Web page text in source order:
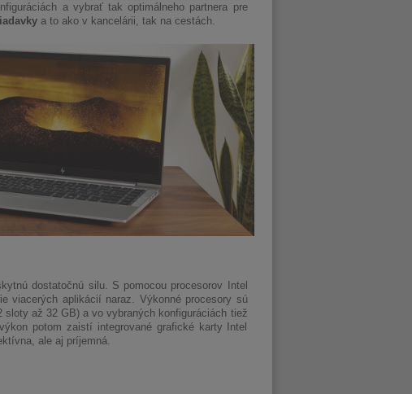
a vybrať tak optimálneho partnera pre
a to ako v kancelárii, tak na cestách.
dostatočnú silu. S pomocou procesorov Intel
viacerých aplikácií naraz. Výkonné procesory sú
sloty až 32 GB) a vo vybraných konfiguráciách tiež
potom zaistí integrované grafické karty Intel
ale aj príjemná.